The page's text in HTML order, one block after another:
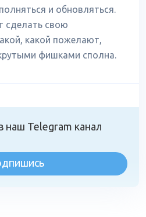
и обновляться.
сделать свою
какой пожелают,
фишками сполна.
наш Telegram канал